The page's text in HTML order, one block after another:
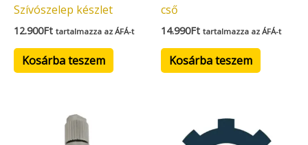
Szívószelep készlet
12.900Ft tartalmazza az ÁFÁ-t
Kosárba teszem
cső
14.990Ft tartalmazza az ÁFÁ-t
Kosárba teszem